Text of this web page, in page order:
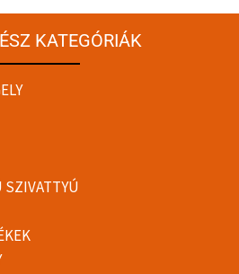
KATEGÓRIÁK
SZIVATTYÚ